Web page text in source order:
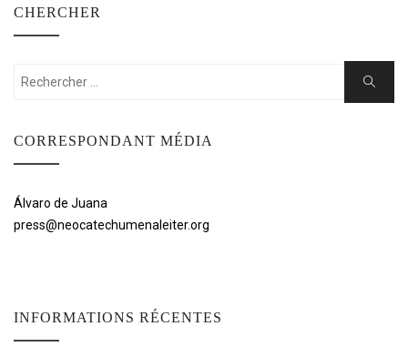
CHERCHER
Rechercher:
Chercher
CORRESPONDANT MÉDIA
Álvaro de Juana
press@neocatechumenaleiter.org
INFORMATIONS RÉCENTES